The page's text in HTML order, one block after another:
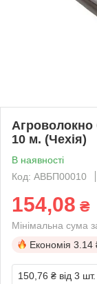
Агроволокно
10 м. (Чехія)
В наявності
Код: АВБП00010
154,08 ₴
Мінімальна сума
Економія 3.14
150,76 ₴ від 3 шт.